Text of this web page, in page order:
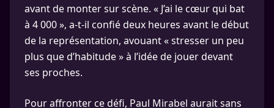
avant de monter sur scène. « J’ai le cœur qui bat
à 4 000 », a-t-il confié deux heures avant le début
de la représentation, avouant « stresser un peu
plus que d’habitude » à l’idée de jouer devant
ses proches.
Pour affronter ce défi, Paul Mirabel aurait sans